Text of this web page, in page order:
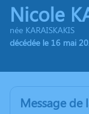
Nicole
née KARAISKAKIS
décédée le 16 mai
Message de